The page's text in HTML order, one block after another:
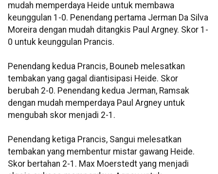
mudah memperdaya Heide untuk membawa
keunggulan 1-0. Penendang pertama Jerman Da Silva
Moreira dengan mudah ditangkis Paul Argney. Skor 1-
0 untuk keunggulan Prancis.
Penendang kedua Prancis, Bouneb melesatkan
tembakan yang gagal diantisipasi Heide. Skor
berubah 2-0. Penendang kedua Jerman, Ramsak
dengan mudah memperdaya Paul Argney untuk
mengubah skor menjadi 2-1.
Penendang ketiga Prancis, Sangui melesatkan
tembakan yang membentur mistar gawang Heide.
Skor bertahan 2-1. Max Moerstedt yang menjadi